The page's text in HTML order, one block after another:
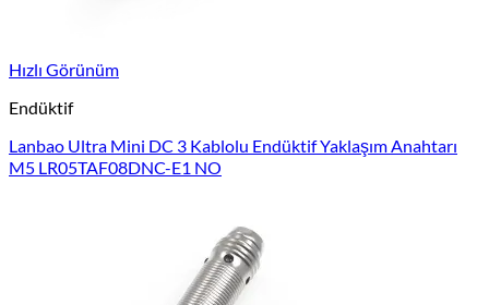
Hızlı Görünüm
Endüktif
Lanbao Ultra Mini DC 3 Kablolu Endüktif Yaklaşım Anahtarı
M5 LR05TAF08DNC-E1 NO